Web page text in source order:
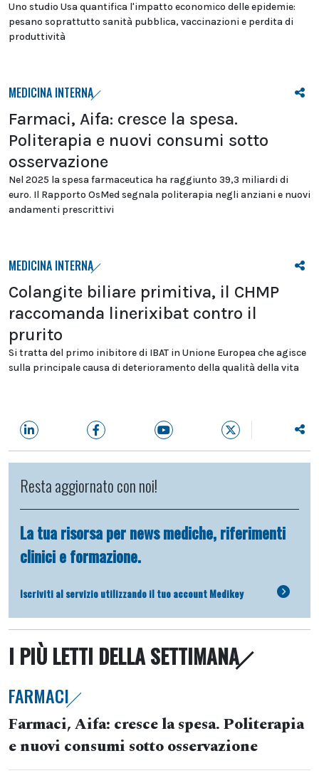
Uno studio Usa quantifica l'impatto economico delle epidemie:
pesano soprattutto sanità pubblica, vaccinazioni e perdita di
produttività
MEDICINA INTERNA
Farmaci, Aifa: cresce la spesa.
Politerapia e nuovi consumi sotto
osservazione
Nel 2025 la spesa farmaceutica ha raggiunto 39,3 miliardi di
euro. Il Rapporto OsMed segnala politerapia negli anziani e nuovi
andamenti prescrittivi
MEDICINA INTERNA
Colangite biliare primitiva, il CHMP
raccomanda linerixibat contro il
prurito
Si tratta del primo inibitore di IBAT in Unione Europea che agisce
sulla principale causa di deterioramento della qualità della vita
Resta aggiornato con noi!
La tua risorsa per news mediche, riferimenti
clinici e formazione.
Iscriviti al servizio utilizzando il tuo account Medikey
I PIÙ LETTI DELLA SETTIMANA
FARMACI
Farmaci, Aifa: cresce la spesa. Politerapia
e nuovi consumi sotto osservazione